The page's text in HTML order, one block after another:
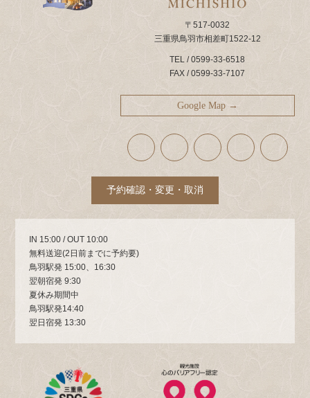
〒517-0032
三重県鳥羽市相差町1522-12
TEL / 0599-33-6518
FAX / 0599-33-7107
Google Map →
ア
イ
コ
ン
ン
ク
ア
イ
コ
ン
ン
ク
ア
イ
コ
ン
ン
ク
ア
イ
コ
ン
ア
イ
コ
ン
予約確認・変更・取消
IN 15:00 / OUT 10:00
無料送迎(2日前までに予約要)
鳥羽駅発 15:00、16:30
翌朝宿発 9:30
夏休み期間中
鳥羽駅発14:40
翌日宿発 13:30